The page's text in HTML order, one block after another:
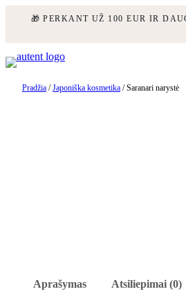
🎁 PERKANT UŽ 100 EUR IR
prie
turinioPradžia /Japoniška kosmetika / Saranari narystė
Aprašymas Atsiliepimai (0)